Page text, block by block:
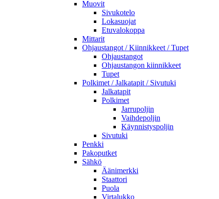
Muovit
Sivukotelo
Lokasuojat
Etuvalokoppa
Mittarit
Ohjaustangot / Kiinnikkeet / Tupet
Ohjaustangot
Ohjaustangon kiinnikkeet
Tupet
Polkimet / Jalkatapit / Sivutuki
Jalkatapit
Polkimet
Jarrupoljin
Vaihdepoljin
Käynnistyspoljin
Sivutuki
Penkki
Pakoputket
Sähkö
Äänimerkki
Staattori
Puola
Virtalukko